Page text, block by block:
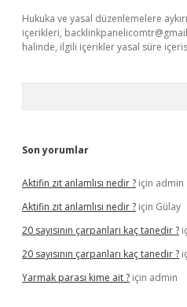
Hukuka ve yasal düzenlemelere
içerikleri,
halinde, ilgili içerikler yasal süre
Son yorumlar
Aktifin zıt anlamlısı nedir ? için admin
Aktifin zıt anlamlısı nedir ? için Gülay
20 sayısının çarpanları kaç tanedir ?
20 sayısının çarpanları kaç tanedir ?
Yarmak parası kime ait ? için admin